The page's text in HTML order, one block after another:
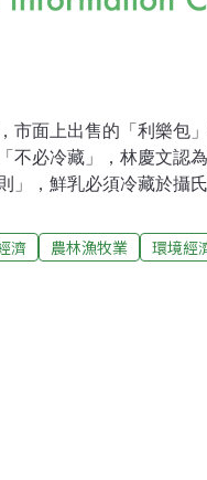
市面上出售的「利樂包
不必冷藏」，林慶文認
」，鮮乳必須冷藏於攝
零售業者都認為既然「無
藏運輸成本。林慶文教授
氏10度以下，是因為高
。超高溫滅菌法處理生
廠商送學校的「學童乳
濟 農林漁牧業
環境經